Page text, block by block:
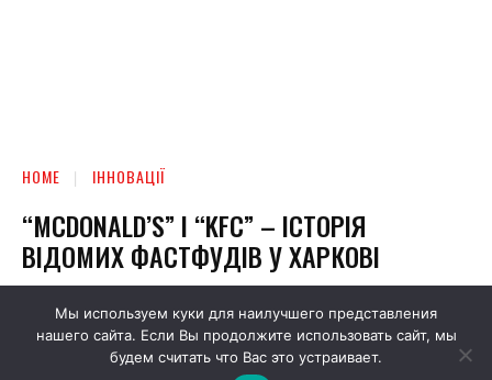
Мы используем куки для наилучшего представления
нашего сайта. Если Вы продолжите использовать сайт, мы
будем считать что Вас это устраивает.